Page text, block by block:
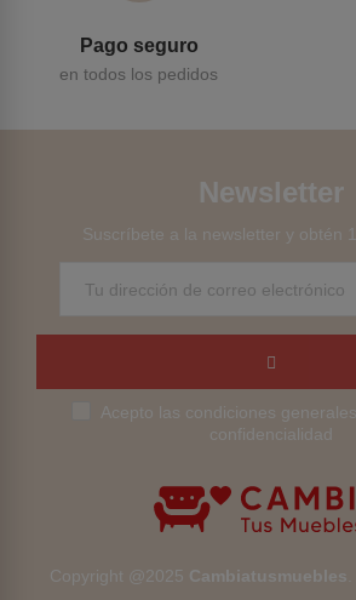
Pago seguro
en todos los pedidos
Copyright @2025 Cambiatusmuebles
Newsletter
Suscríbete a la newsletter y obtén
Acepto las condiciones
confidencialidad